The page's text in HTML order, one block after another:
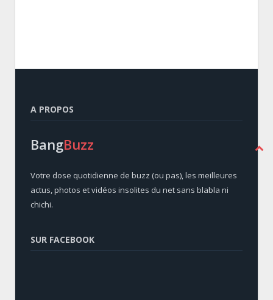
A PROPOS
BangBuzz
Votre dose quotidienne de buzz (ou pas), les meilleures
actus, photos et vidéos insolites du net sans blabla ni
chichi.
SUR FACEBOOK